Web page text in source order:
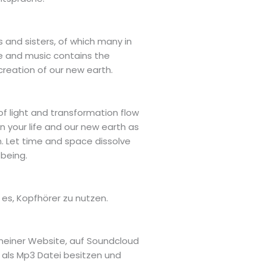
sisters, of which many in
and music contains the
of our new earth.
light and transformation flow
your life and our new earth as
Let time and space dissolve
Kopfhörer zu nutzen.
Website, auf Soundcloud
Mp3 Datei besitzen und